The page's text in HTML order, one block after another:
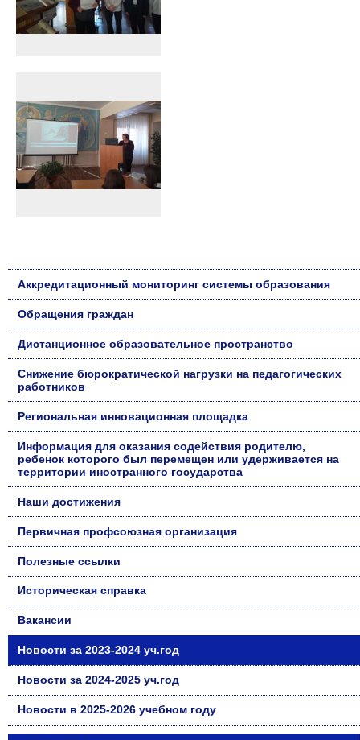
Аккредитационный мониторинг системы образования
Обращения граждан
Дистанционное образовательное пространство
Снижение бюрократической нагрузки на педагогических
работников
Региональная инновационная площадка
Информация для оказания содействия родителю,
ребенок которого был перемещен или удерживается на
территории иностранного государства
Наши достижения
Первичная профсоюзная организация
Полезные ссылки
Историческая справка
Вакансии
Новости за 2023-2024 уч.год
Новости за 2024-2025 уч.год
Новости в 2025-2026 учебном году